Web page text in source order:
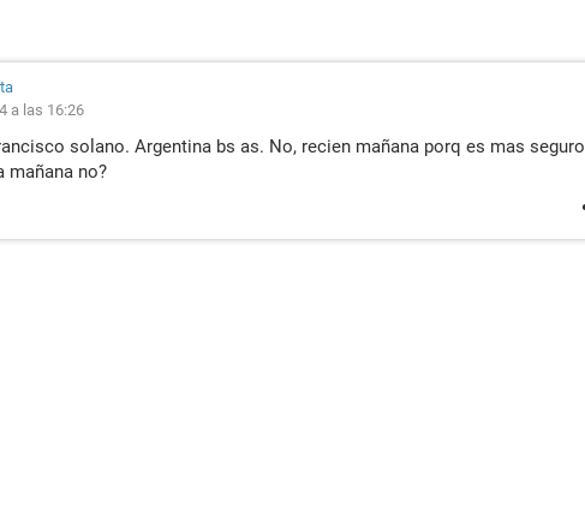
a las 16:26
solano. Argentina bs as. No, recien mañana porq es mas seguro
mañana no?